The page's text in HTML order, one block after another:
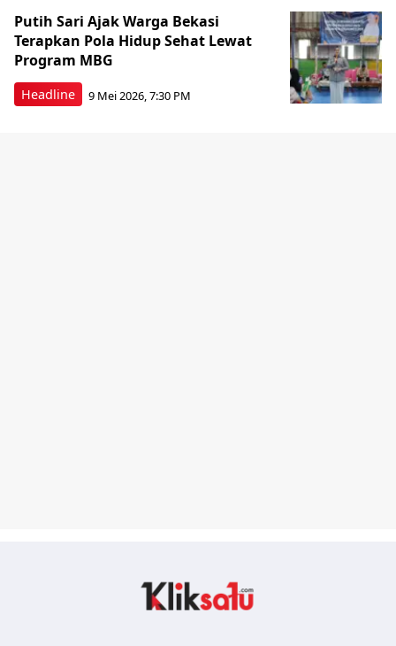
Headline
Putih Sari Ajak Warga Bekasi
Terapkan Pola Hidup Sehat Lewat
Program MBG
9 Mei 2026, 7:30 PM